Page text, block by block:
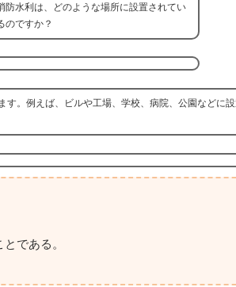
防水利は、どのような場所に設置されてい
のですか？
。例えば、ビルや工場、学校、病院、公園などに
である。